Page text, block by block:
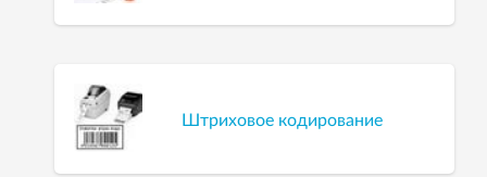
Штриховое кодирование